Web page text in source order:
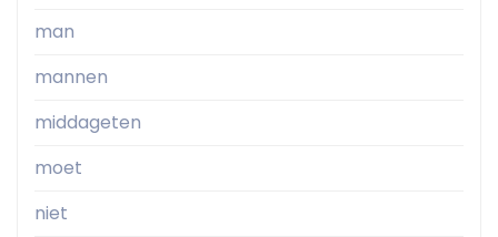
man
mannen
middageten
moet
niet